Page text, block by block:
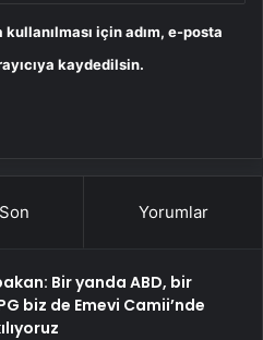
için adım, e-posta
kaydedilsin.
Son Yorumlar
Bir yanda ABD, bir
biz de Emevi Camii’nde